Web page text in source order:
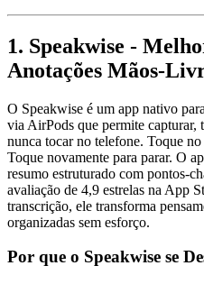
1. Speakwise -
Anotações Mãos-
O Speakwise é um app nativo
via AirPods que permite capturar,
nunca tocar no telefone. Toque
Toque novamente para parar. O
resumo estruturado com pontos-
avaliação de 4,9 estrelas na App
transcrição, ele transforma
organizadas sem esforço.
Por que o Speakwise se